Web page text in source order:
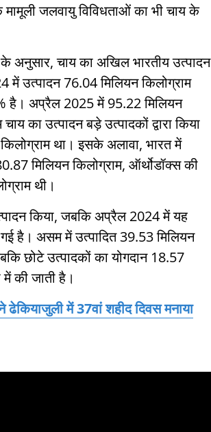
मामूली जलवायु विविधताओं का भी चाय के
अनुसार, चाय का अखिल भारतीय उत्पादन
उत्पादन 76.04 मिलियन किलोग्राम
है। अप्रैल 2025 में 95.22 मिलियन
का उत्पादन बड़े उत्पादकों द्वारा किया
था। इसके अलावा, भारत में
मिलियन किलोग्राम, ऑर्थोडॉक्स की
थी।
किया, जबकि अप्रैल 2024 में यह
है। असम में उत्पादित 39.53 मिलियन
छोटे उत्पादकों का योगदान 18.57
की जाती है।
में 37वां शहीद दिवस मनाया